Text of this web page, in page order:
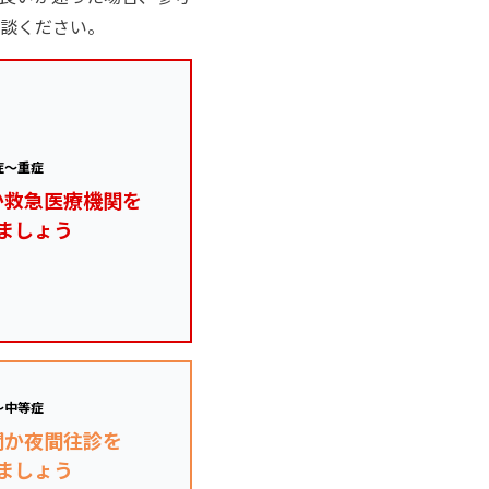
ください。
～重症
急医療機関を
しょう
中等症
夜間往診を
しょう